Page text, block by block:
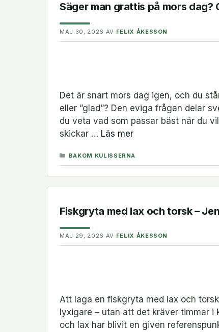
Säger man grattis på mors dag?
MAJ 30, 2026 AV FELIX ÅKESSON
Det är snart mors dag igen, och du
eller ”glad”? Den eviga frågan delar
du veta vad som passar bäst när du
skickar … Läs mer
KATEGORIER
BAKOM KULISSERNA
Fiskgryta med lax och torsk –
MAJ 29, 2026 AV FELIX ÅKESSON
Att laga en fiskgryta med lax och
lyxigare – utan att det kräver timmar
och lax har blivit en given